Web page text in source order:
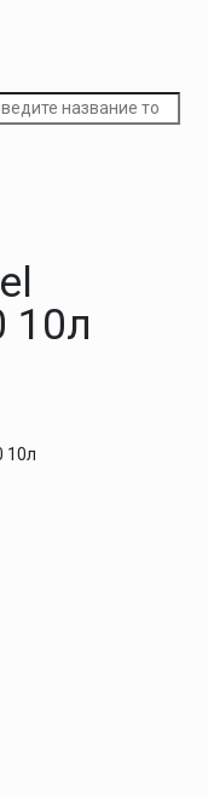
10л
10л